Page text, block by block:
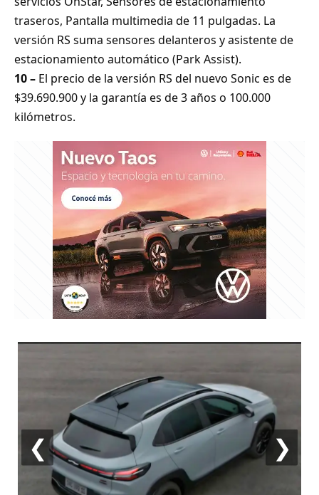
traseros, Pantalla multimedia de 11 pulgadas. La
versión RS suma sensores delanteros y asistente de
estacionamiento automático (Park Assist).
10 – El precio de la versión RS del nuevo Sonic es de
$39.690.900 y la garantía es de 3 años o 100.000
kilómetros.
❮ ❯